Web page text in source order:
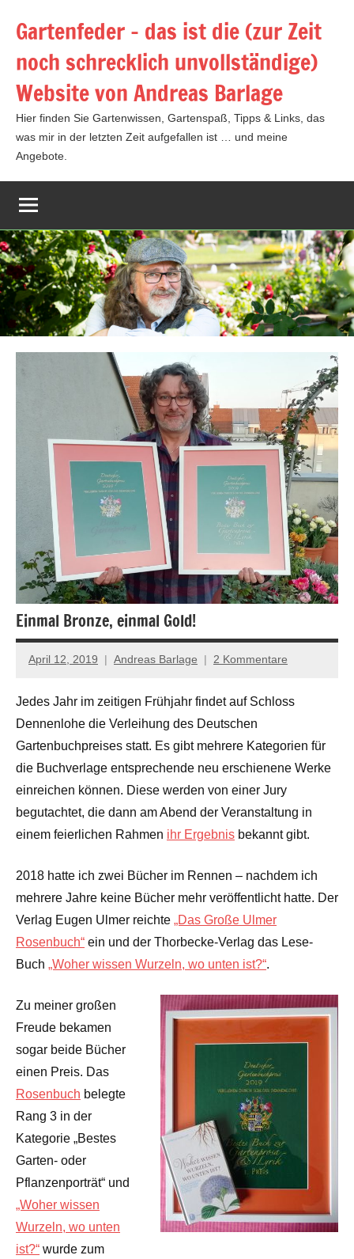
InhaltGartenfeder – das ist die (zur Zeit
noch schrecklich unvollständige)
Website von Andreas Barlage
Hier finden Sie Gartenwissen, Gartenspaß, Tipps & Links, das
was mir in der letzten Zeit aufgefallen ist … und meine
Angebote.
Einmal Bronze, einmal Gold!
April 12, 2019 Andreas Barlage 2 Kommentare
Jedes Jahr im zeitigen Frühjahr findet auf Schloss
Dennenlohe die Verleihung des Deutschen
Gartenbuchpreises statt. Es gibt mehrere Kategorien für
die Buchverlage entsprechende neu erschienene Werke
einreichen können. Diese werden von einer Jury
begutachtet, die dann am Abend der Veranstaltung in
einem feierlichen Rahmen ihr Ergebnis bekannt gibt.
2018 hatte ich zwei Bücher im Rennen – nachdem ich
mehrere Jahre keine Bücher mehr veröffentlicht hatte. Der
Verlag Eugen Ulmer reichte „Das Große Ulmer
Rosenbuch“ ein und der Thorbecke-Verlag das Lese-
Buch „Woher wissen Wurzeln, wo unten ist?“.
Zu meiner großen
Freude bekamen
sogar beide Bücher
einen Preis. Das
Rosenbuch belegte
Rang 3 in der
Kategorie „Bestes
Garten- oder
Pflanzenporträt“ und
„Woher wissen
Wurzeln, wo unten
ist?“ wurde zum